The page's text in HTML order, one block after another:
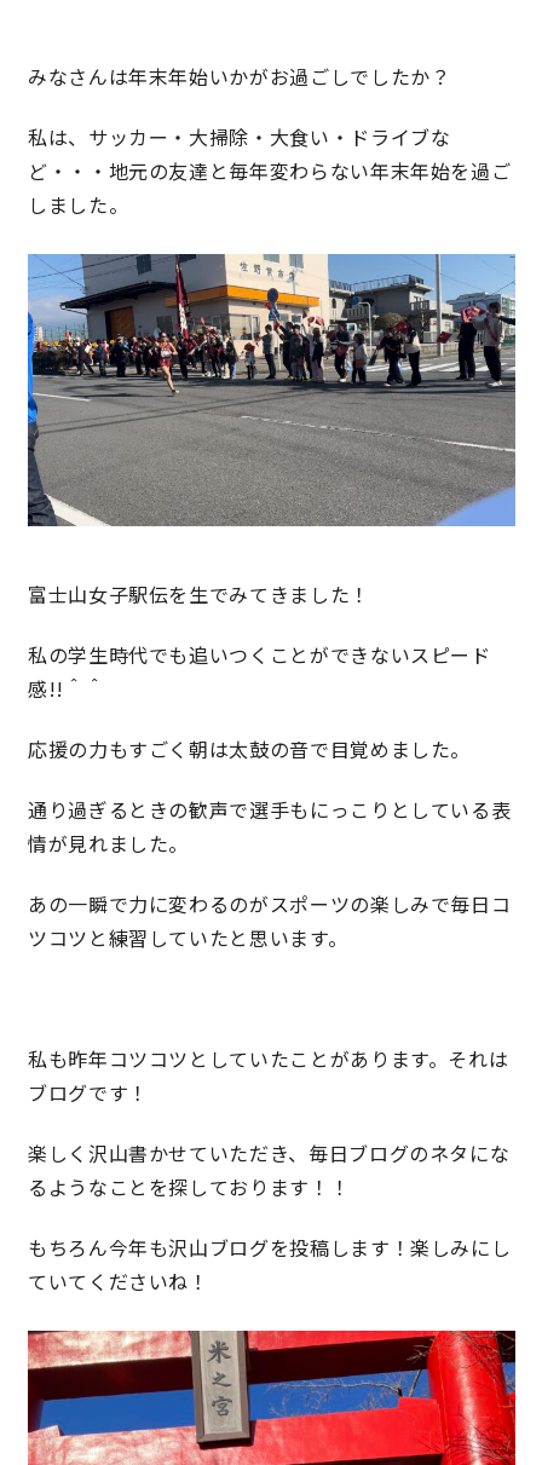
家具まで標準仕様の空間コーディネート
身体に優しい自然素材の家
耐震等級3 & 許容応力度計算 全棟標準
徹底したコストダウンの追求
頑丈で長持ちの外壁
2030年の省エネ基準住宅
100年点検住宅
快適な室内環境へのこだわり
ラインナップ
最響の家
Glass Arts
キママプラス
納得リフォームスタジオ
分譲住宅･不動産 スタッフブログ
施工事例 お客さまの声
みなさんは年末年始いかがお過ごしでしたか？
私は、サッカー・大掃除・大食い・ドライブな
ど・・・地元の友達と毎年変わらない年末年始を過ご
しました。
富士山女子駅伝を生でみてきました！
私の学生時代でも追いつくことができないスピード
感!!＾＾
応援の力もすごく朝は太鼓の音で目覚めました。
通り過ぎるときの歓声で選手もにっこりとしている表
情が見れました。
あの一瞬で力に変わるのがスポーツの楽しみで毎日コ
ツコツと練習していたと思います。
私も昨年コツコツとしていたことがあります。それは
ブログです！
楽しく沢山書かせていただき、毎日ブログのネタにな
るようなことを探しております！！
もちろん今年も沢山ブログを投稿します！楽しみにし
ていてくださいね！